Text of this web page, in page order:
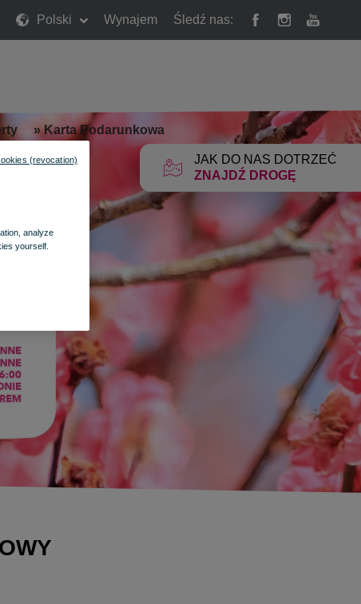
Polski Wynajem Śledź nas:
JAK DO NAS DOTRZEĆ
ZNAJDŹ DROGĘ
»Karta Podarunkowa
analyze
yourself.
(revocation)